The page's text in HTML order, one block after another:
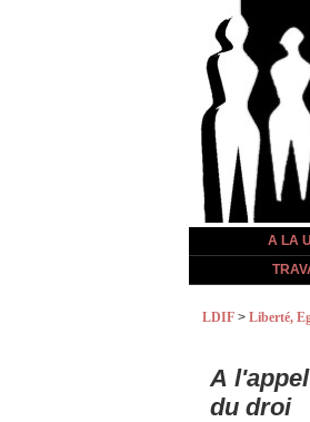
A LA
LDIF > Liberté,
A
du droi